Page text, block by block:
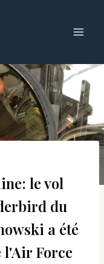
le vol
du
a été
l'Air Force